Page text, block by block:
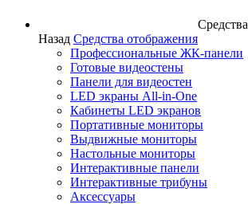
Назад Средства отображения
Профессиональные ЖК-панели
Готовые видеостены
Панели для видеостен
LED экраны All-in-One
Кабинеты LED экранов
Портативные мониторы
Выдвижные мониторы
Настольные мониторы
Интерактивные панели
Интерактивные трибуны
Аксессуары